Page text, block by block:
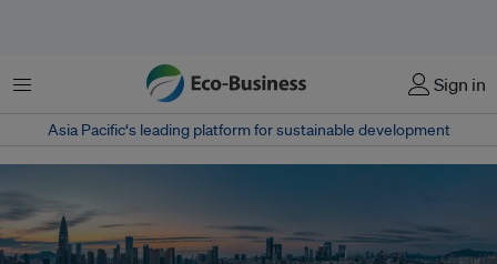
菜单 Sign in
Asia Pacific‘s leading platform for sustainable development